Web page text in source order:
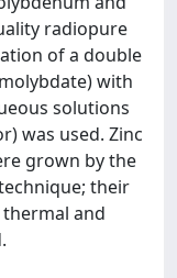
radiopure
of a double
with
solutions
was used. Zinc
grown by the
their
and